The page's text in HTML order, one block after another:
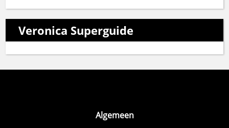
Veronica Superguide
Algemeen